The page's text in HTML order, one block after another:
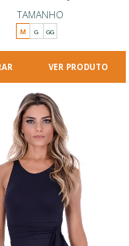
TAMANHO
M G GG
VER PRODUTO